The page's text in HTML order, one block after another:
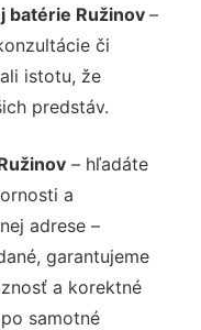
batérie Ružinov –
či
istotu, že
predstáv.
– hľadáte
a
adrese –
garantujeme
a korektné
samotné